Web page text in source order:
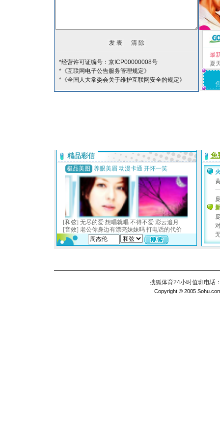
*经营许可证编号：京ICP00000008号
*《互联网电子公告服务管理规定》
*《全国人大常委会关于维护互联网安全的规定》
最
夏
搜狐体育24小时值班电话
Copyright © 2005